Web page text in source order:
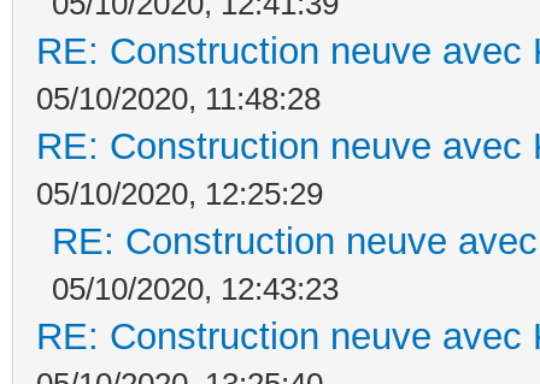
RE: Construction neuve avec
05/10/2020, 11:48:28
RE: Construction neuve avec
05/10/2020, 12:25:29
RE: Construction neuve
05/10/2020, 12:43:23
RE: Construction neuve avec